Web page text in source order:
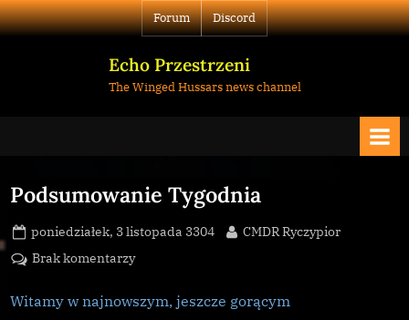
Skip
to
Forum Discord
Echo Przestrzeni
The Winged Hussars news channel
Podsumowanie Tygodnia
Posted
on
poniedziałek, 3 listopada 3304 By
CMDR Ryczypior
Brak komentarzydo
Tygodnia
Witamy w najnowszym, jeszcze gorącym